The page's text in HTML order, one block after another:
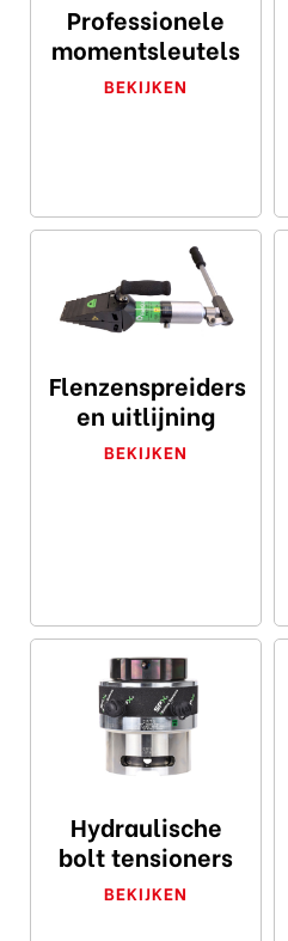
Professionele
momentsleutels
BEKIJKEN
Flenzenspreiders
en uitlijning
BEKIJKEN
Hydraulische
bolt tensioners
BEKIJKEN